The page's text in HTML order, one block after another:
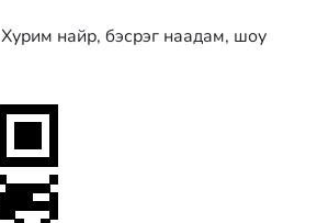
Хурим найр, бэсрэг наадам, шоу